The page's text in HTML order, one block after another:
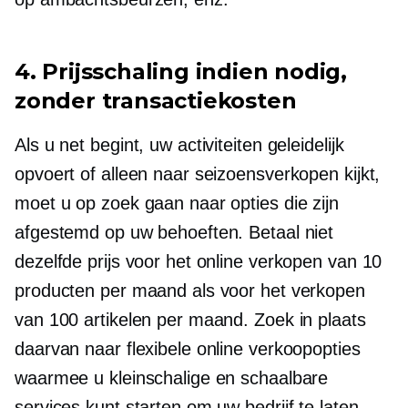
4. Prijsschaling indien nodig,
zonder transactiekosten
Als u net begint, uw activiteiten geleidelijk
opvoert of alleen naar seizoensverkopen kijkt,
moet u op zoek gaan naar opties die zijn
afgestemd op uw behoeften. Betaal niet
dezelfde prijs voor het online verkopen van 10
producten per maand als voor het verkopen
van 100 artikelen per maand. Zoek in plaats
daarvan naar flexibele online verkoopopties
waarmee u kleinschalige en schaalbare